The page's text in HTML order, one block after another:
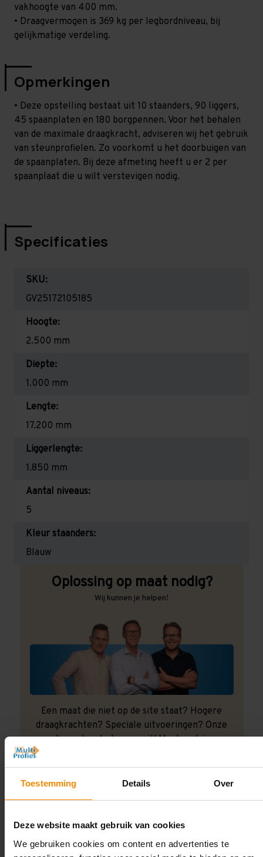
Toestemming Details Over
Deze website maakt gebruik van cookies
We gebruiken cookies om content en advertenties te
vakhoogte van 400 mm.
• Draagvermogen is 369 kg per legbordniveau, bij
gelijkmatige verdeling.
Opmerkingen
• Deze opstelling bestaat uit 10 staanders, 90 liggers,
45 spaanplaten en 180 borgpennen. Voor het behalen
van de maximale draagkracht, adviseren wij het gebruik
van steunprofielen. Zo voorkomt u het doorbuigen van
de spaanplaten. Bij deze afmeting heeft u er 2 per
spaanplaat die u wilt verstevigen nodig.
Specificaties
SKU:
GV25172105185
Hoogte:
2.500 mm
Diepte:
1.000 mm
Lengte:
17.200 mm
Liggerlengte:
1.850 mm
Aantal niveaus:
5
Kleur staanders:
Blauw
Oplossing op maat nodig?
Wij kunnen je helpen!
Een maat die niet op de site staat? Hogere
draagkrachten? Speciale uitvoeringen? Onze
experts werken het graag uit! Maatwerk is onze
Contact met specialist
Montage uitbesteden?
Laat ons het doen!